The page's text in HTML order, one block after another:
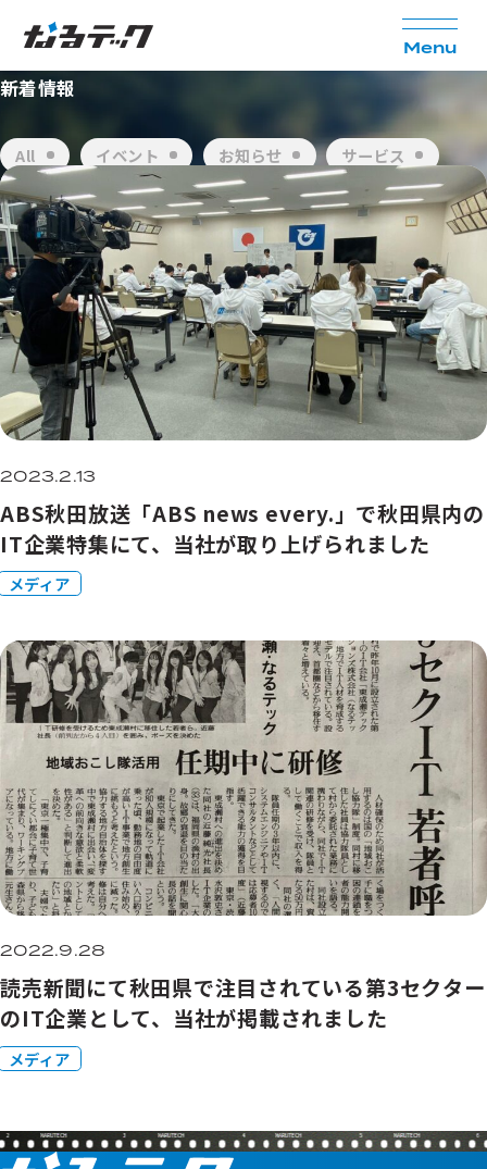
Menu
News
新着情報
All イベント お知らせ サービス
セミナー メディア 事例
2023.2.13
ABS秋田放送「ABS news every.」で秋田県内の
IT企業特集にて、当社が取り上げられました
メディア
2022.9.28
読売新聞にて秋田県で注目されている第3セクター
のIT企業として、当社が掲載されました
メディア